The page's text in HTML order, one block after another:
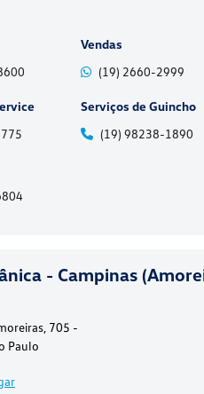
Vendas
(19) 2660-2999
Serviços de Guincho
(19) 98238-1890
- Campinas
705 -
Paulo